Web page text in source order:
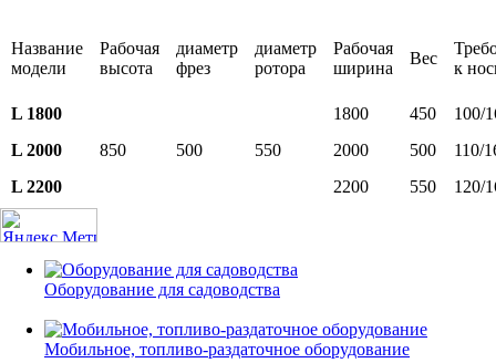
Название
модели
Рабочая
высота
диаметр
фрез
диаметр
ротора
Рабочая
ширина
Вес
к
L 1800
850
500 550
1800 450
100/
L 2000
2000 500
110/
L 2200
2200 550 120/
Оборудование для садоводства
Мобильное, топливо-раздаточное оборудование